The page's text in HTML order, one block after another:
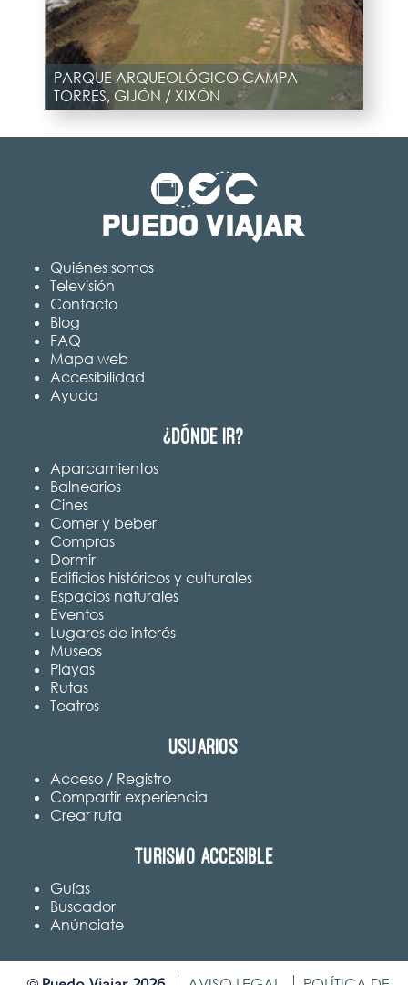
PARQUE ARQUEOLÓGICO CAMPA
TORRES, GIJÓN / XIXÓN
Quiénes somos
Televisión
Contacto
Blog
FAQ
Mapa web
Accesibilidad
Ayuda
¿Dónde ir?
Aparcamientos
Balnearios
Cines
Comer y beber
Compras
Dormir
Edificios históricos y culturales
Espacios naturales
Eventos
Lugares de interés
Museos
Playas
Rutas
Teatros
Usuarios
Acceso / Registro
Compartir experiencia
Crear ruta
Turismo accesible
Guías
Buscador
Anúnciate